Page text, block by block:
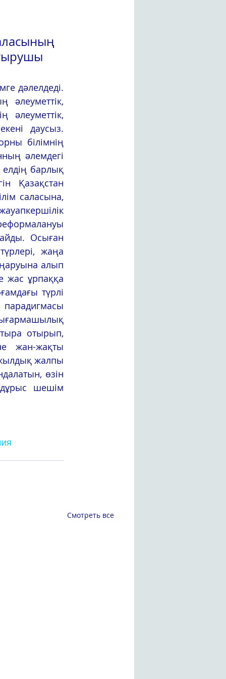
дəлелдеді.
əлеуметтік,
əлеуметтік,
даусыз.
білімнің
əлемдегі
елдің барлық
Қазақстан
саласына,
Осыған
жаңа
алып
жас ұрпаққа
түрлі
отырып,
жан-жақты
жалпы
өзін
дұрыс шешім
Смотреть все